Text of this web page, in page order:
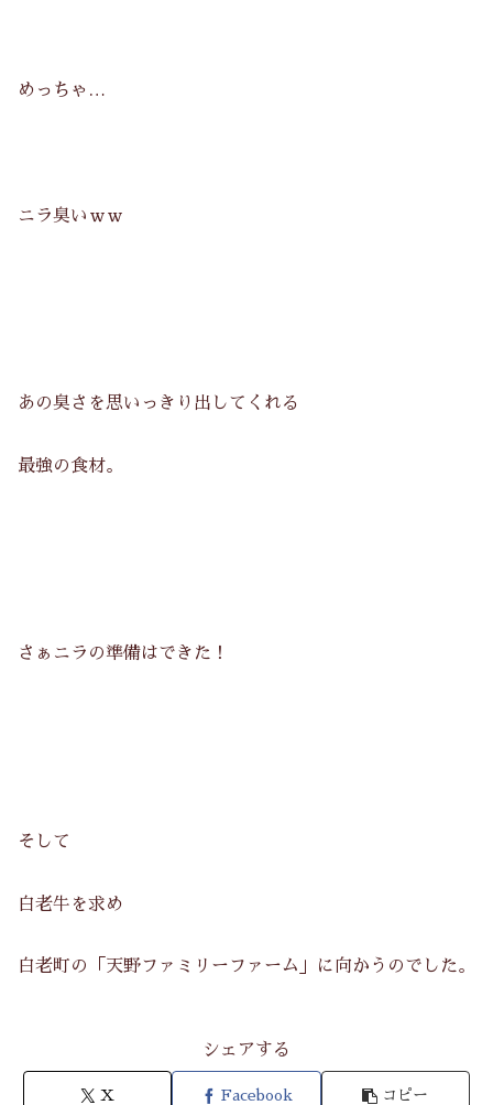
めっちゃ…
ニラ臭いｗｗ
あの臭さを思いっきり出してくれる
最強の食材。
さぁニラの準備はできた！
そして
白老牛を求め
白老町の「天野ファミリーファーム」に向かうのでした。
シェアする
X Facebook コピー